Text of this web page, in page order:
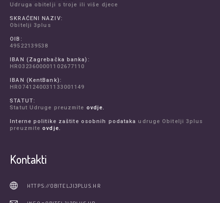
Udruga obitelji s troje ili više djece
SKRAĆENI NAZIV:
Obitelji 3plus
OIB:
49522139538
IBAN (Zagrebačka banka):
HR0323600001102677110
IBAN (KentBank):
HR0741240031133001149
STATUT:
Statut Udruge preuzmite ovdje.
Interne politike zaštite osobnih podataka udruge Obitelji 3plus
preuzmiteovdje.
Kontakti
HTTPS://OBITELJI3PLUS.HR